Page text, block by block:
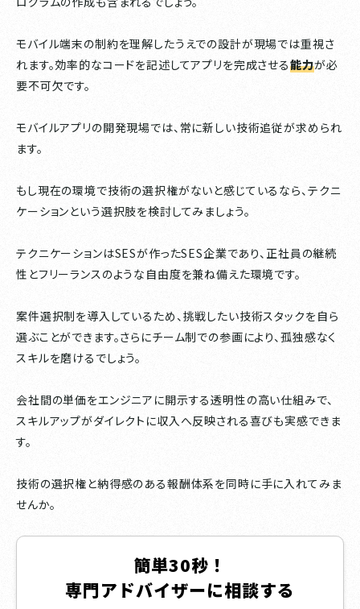
モバイル端末の制約を理解したうえでの設計が現場では重視さ
れます。効率的なコードを記述してアプリを完成させる能力が必
要不可欠です。
モバイルアプリの開発現場では、常に新しい技術追従が求められ
ます。
もし現在の環境で技術の選択権がないと感じているなら、テクニ
ケーションという選択肢を検討してみましょう。
テクニケーションはSESが作ったSES企業であり、正社員の継続
性とフリーランスのような自由度を兼ね備えた環境です。
案件選択制を導入しているため、挑戦したい技術スタックを自ら
選ぶことができます。さらにチーム制での参画により、孤独感なく
スキルを磨けるでしょう。
会社間の単価をエンジニアに開示する透明性の高い仕組みで、
スキルアップがダイレクトに収入へ反映される喜びも実感できま
す。
技術の選択権と納得感のある報酬体系を同時に手に入れてみま
せんか。
簡単30秒！
専門アドバイザーに相談する